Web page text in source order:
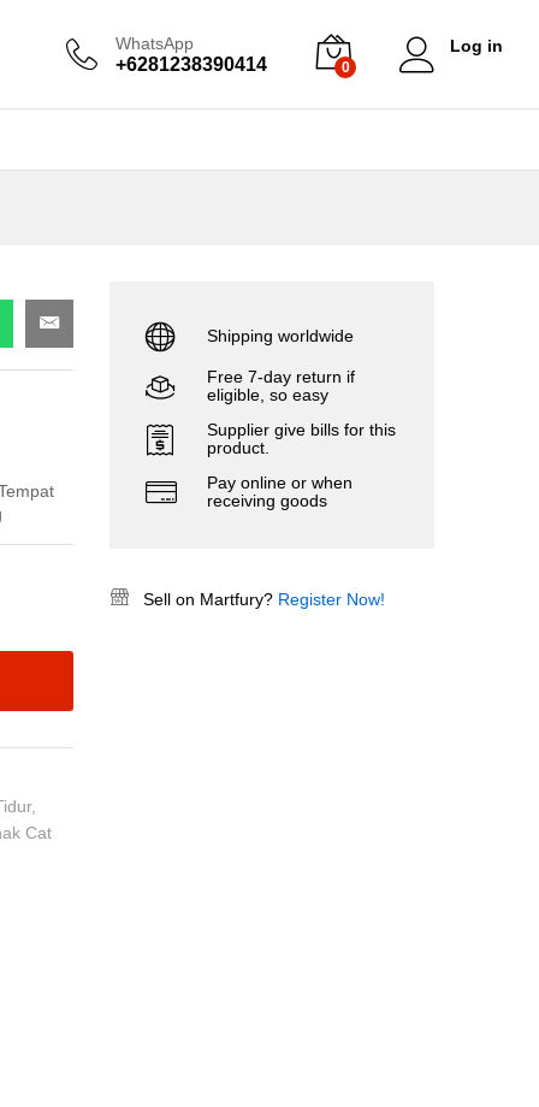
WhatsApp
+6281238390414 0
Log in
,
Cat
Shipping worldwide
Free 7-day return if
eligible, so easy
Supplier give bills for this
product.
Pay online or when
receiving goods
Sell on Martfury? Register Now!